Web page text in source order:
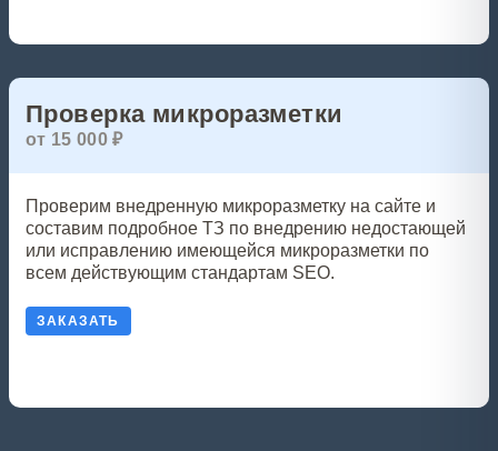
Проверка микроразметки
от 15 000 ₽
Проверим внедренную микроразметку на сайте и
составим подробное ТЗ по внедрению недостающей
или исправлению имеющейся микроразметки по
всем действующим стандартам SEO.
ЗАКАЗАТЬ